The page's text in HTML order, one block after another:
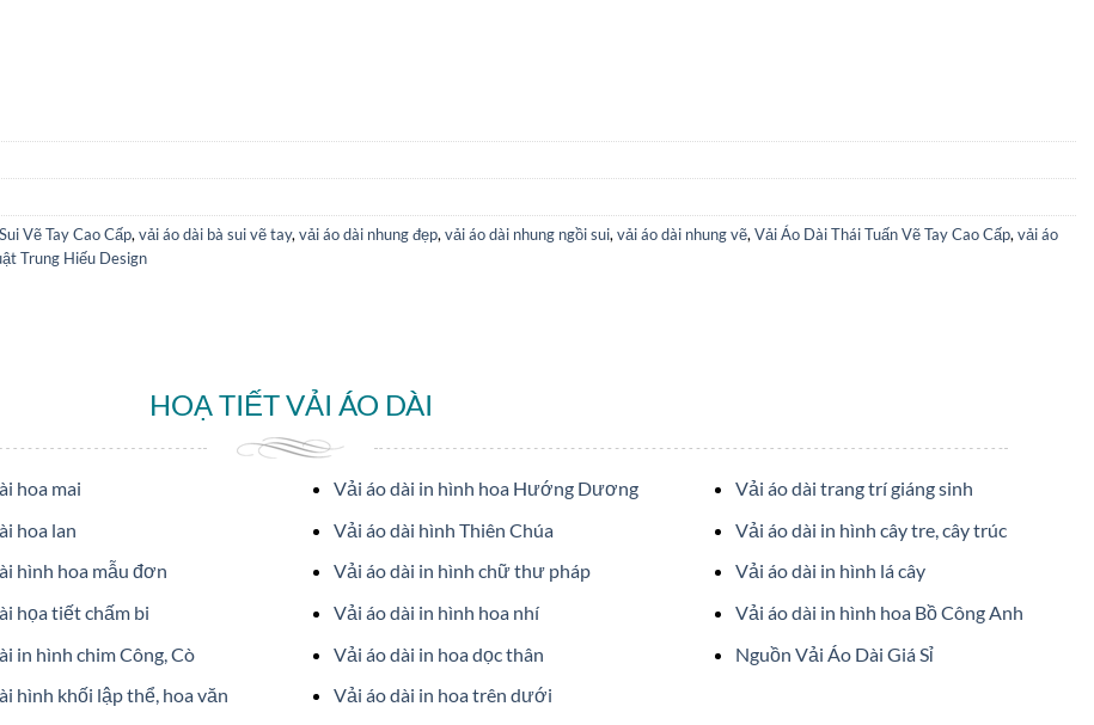
Vẽ Tay Cao Cấp,vải áo dài bà sui vẽ tay,vải áo dài nhung đẹp,vải áo dài nhung ngồi sui,vải áo dài nhung vẽ,Vải Áo Dài Thái Tuấn Vẽ Tay Cao Cấp,vải áo
Trung Hiếu Design
HOẠ TIẾT VẢI ÁO DÀI
hoa mai
hoa lan
hình hoa mẫu đơn
họa tiết chấm bi
in hình chim Công, Cò
hình khối lập thể, hoa văn
Vải áo dài in hình hoa Hướng Dương
Vải áo dài hình Thiên Chúa
Vải áo dài in hình chữ thư pháp
Vải áo dài in hình hoa nhí
Vải áo dài in hoa dọc thân
Vải áo dài in hoa trên dưới
Vải áo dài trang trí giáng sinh
Vải áo dài in hình cây tre, cây trúc
Vải áo dài in hình lá cây
Vải áo dài in hình hoa Bồ Công Anh
Nguồn Vải Áo Dài Giá Sỉ